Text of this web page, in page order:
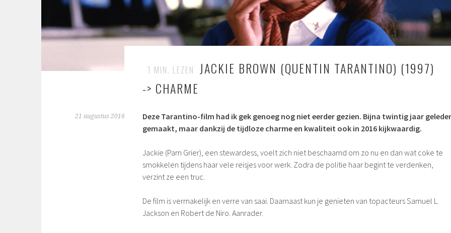
1 MIN. LEZEN
JACKIE BROWN (QUENTIN TARANTINO) (1997)
-> CHARME
21 augustus 2016
Deze Tarantino-film had ik gek genoeg nog niet eerder gezien. Bijna twintig jaar
gemaakt, maar dankzij de tijdloze charme en kwaliteit ook in 2016 kijkwaardig.
Jackie (Pam Grier) , een stewardess, voelt zich niet beschaamd om zo nu en dan wat coke te
smokkelen tijdens haar vele reisjes voor werk. Zodra de politie haar begint te verdenken,
verzint ze een truc.
De film is vermakelijk en verre van saai. Daarnaast kun je genieten van topacteurs Samuel L.
Jackson en Robert de Niro. Aanrader.